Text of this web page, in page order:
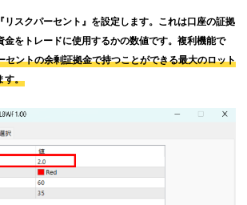
リスクパーセント』を設定します。これは口座の証拠
金をトレードに使用するかの数値です。複利機能で
セントの余剰証拠金で持つことができる最大のロット
す。